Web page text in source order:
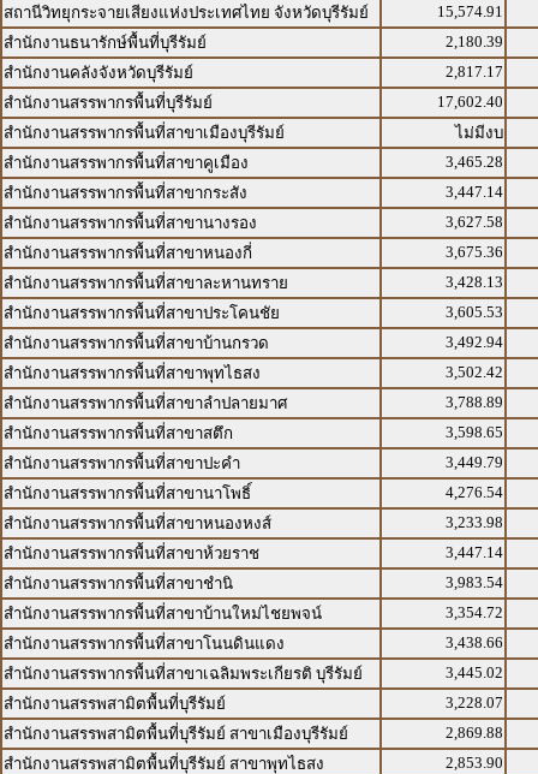
สถานีวิทยุกระจายเสียงแห่งประเทศไทย จังหวัดบุรีรัมย์
15,574.91
สำนักงานธนารักษ์พื้นที่บุรีรัมย์
2,180.39
สำนักงานคลังจังหวัดบุรีรัมย์
2,817.17
สำนักงานสรรพากรพื้นที่บุรีรัมย์
17,602.40
สำนักงานสรรพากรพื้นที่สาขาเมืองบุรีรัมย์
ไม่มีงบ
สำนักงานสรรพากรพื้นที่สาขาคูเมือง
3,465.28
สำนักงานสรรพากรพื้นที่สาขากระสัง
3,447.14
สำนักงานสรรพากรพื้นที่สาขานางรอง
3,627.58
สำนักงานสรรพากรพื้นที่สาขาหนองกี่
3,675.36
สำนักงานสรรพากรพื้นที่สาขาละหานทราย
3,428.13
สำนักงานสรรพากรพื้นที่สาขาประโคนชัย
3,605.53
สำนักงานสรรพากรพื้นที่สาขาบ้านกรวด
3,492.94
สำนักงานสรรพากรพื้นที่สาขาพุทไธสง
3,502.42
สำนักงานสรรพากรพื้นที่สาขาลำปลายมาศ
3,788.89
สำนักงานสรรพากรพื้นที่สาขาสตึก
3,598.65
สำนักงานสรรพากรพื้นที่สาขาปะคำ
3,449.79
สำนักงานสรรพากรพื้นที่สาขานาโพธิ์
4,276.54
สำนักงานสรรพากรพื้นที่สาขาหนองหงส์
3,233.98
สำนักงานสรรพากรพื้นที่สาขาห้วยราช
3,447.14
สำนักงานสรรพากรพื้นที่สาขาชำนิ
3,983.54
สำนักงานสรรพากรพื้นที่สาขาบ้านใหม่ไชยพจน์
3,354.72
สำนักงานสรรพากรพื้นที่สาขาโนนดินแดง
3,438.66
สำนักงานสรรพากรพื้นที่สาขาเฉลิมพระเกียรติ บุรีรัมย์
3,445.02
สำนักงานสรรพสามิตพื้นที่บุรีรัมย์
3,228.07
สำนักงานสรรพสามิตพื้นที่บุรีรัมย์ สาขาเมืองบุรีรัมย์
2,869.88
สำนักงานสรรพสามิตพื้นที่บุรีรัมย์ สาขาพุทไธสง
2,853.90